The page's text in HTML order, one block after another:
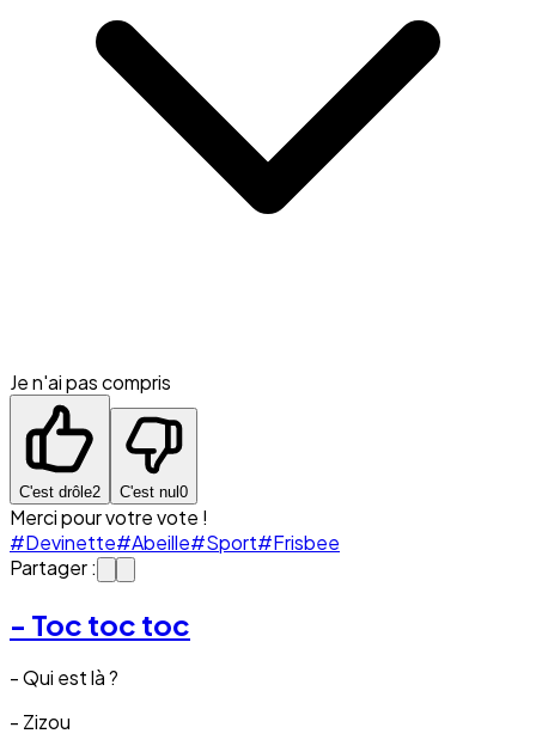
Je n'ai pas compris
C'est drôle2 C'est nul0
Merci pour votre vote !
#Devinette#Abeille#Sport#Frisbee
Partager :
- Toc toc toc
- Qui est là ?
- Zizou